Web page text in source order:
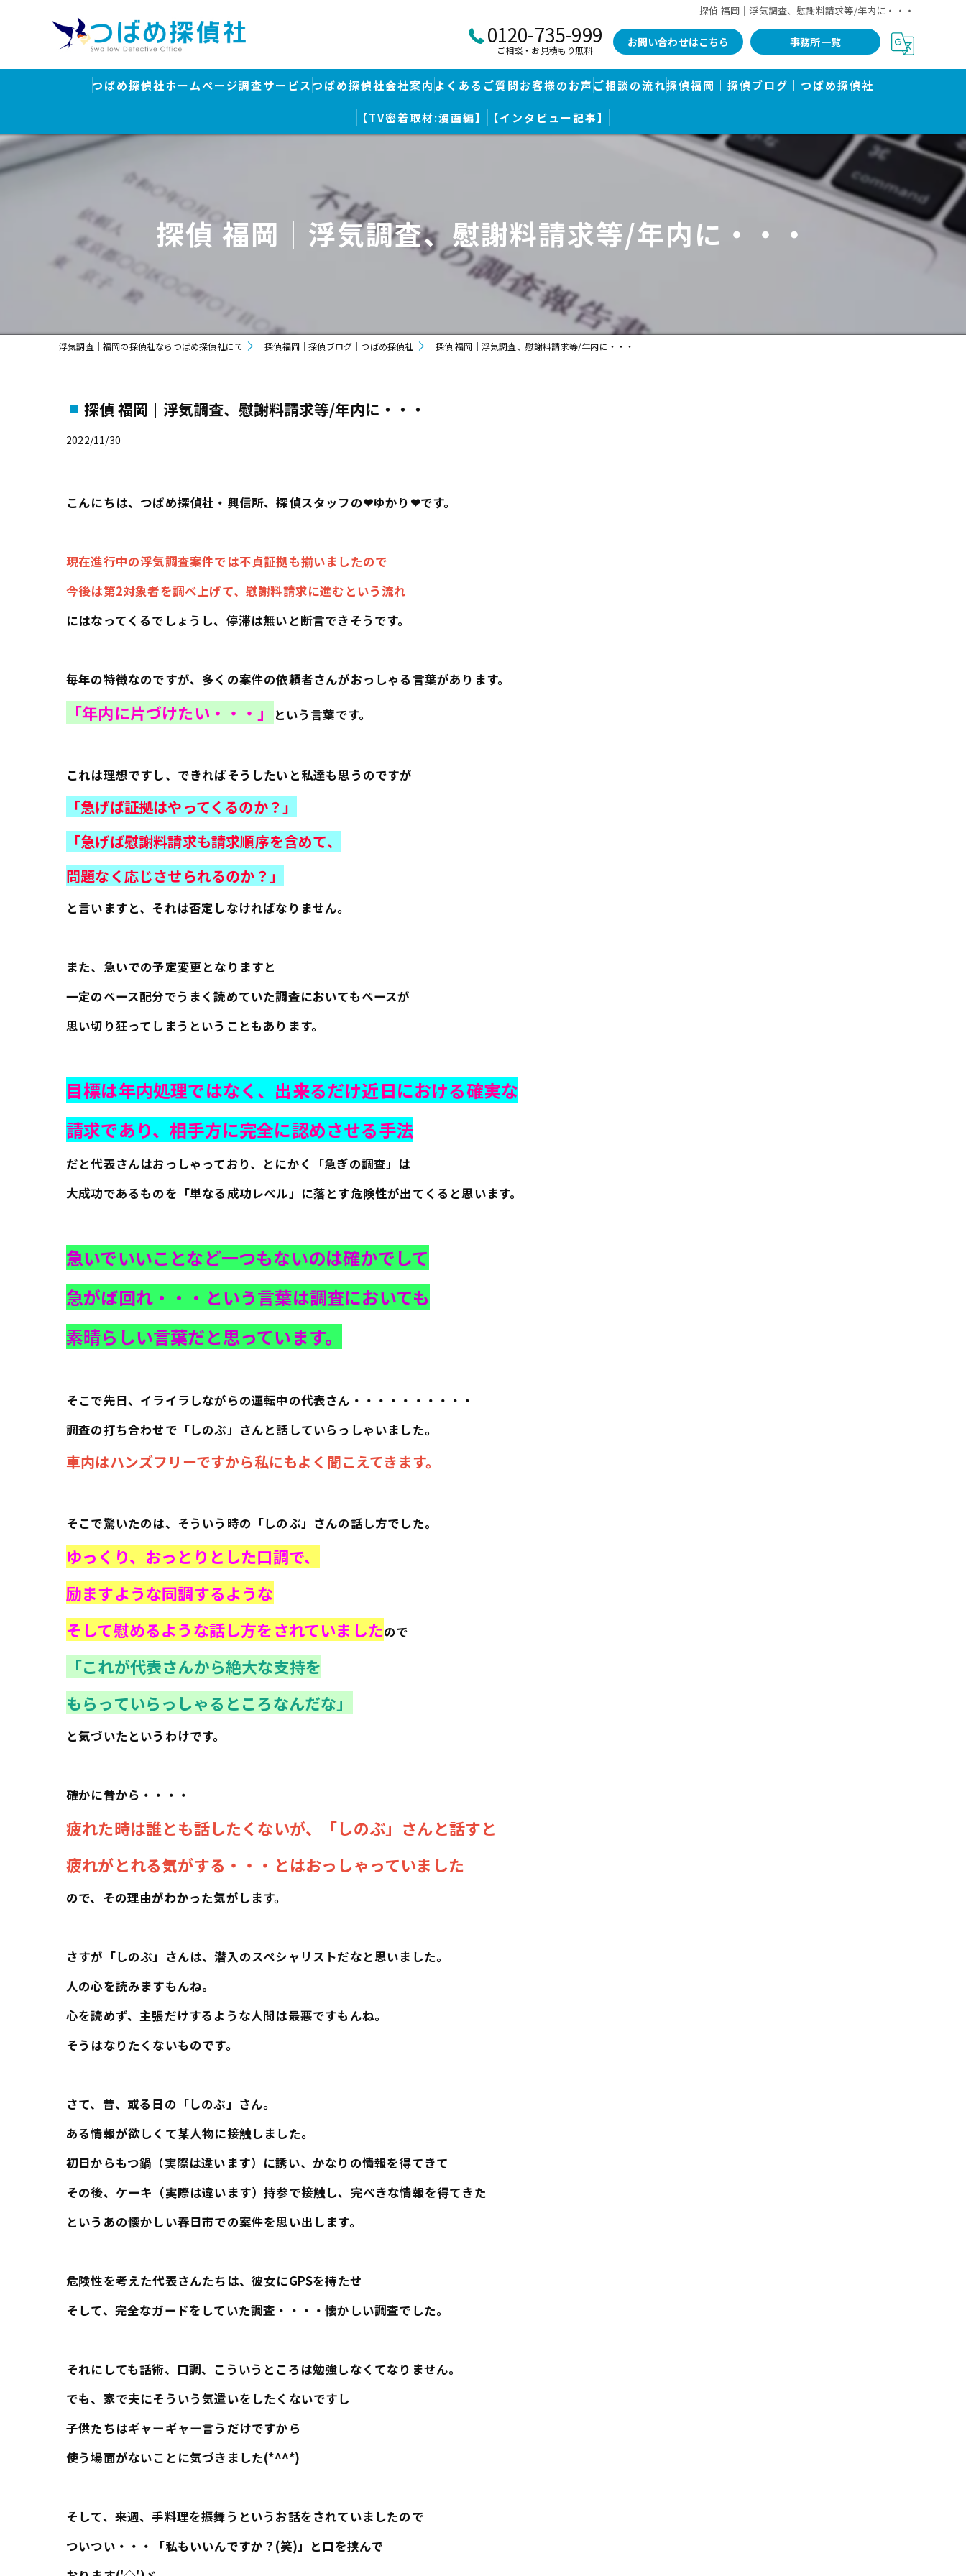
探偵 福岡｜浮気調査、慰謝料請求等/年内に・・・
0120-735-999
ご相談・お見積もり無料
お問い合わせはこちら 事務所一覧
つばめ探偵社ホームページ調査サービス
浮気調査
行方調査・人探し
ストーカー対策
つばめ探偵社会社案内
つばめ探偵社｜福岡市博多区福岡空港前本部
つばめ探偵社 赤坂大手門事務所
久留米つばめ探偵社｜西鉄久留米駅より徒歩圏内｜分厚い証拠満載報告書で有名
よくあるご質問お客様のお声 ご相談の流れ探偵福岡｜探偵ブログ｜つばめ探偵社
【TV密着取材:漫画編】 【インタビュー記事】
探偵 福岡｜浮気調査、慰謝料請求等/年内に・・・
浮気調査｜福岡の探偵社ならつばめ探偵社にて 探偵福岡｜探偵ブログ｜つばめ探偵社 探偵 福岡｜浮気調査、慰謝料請求等/年内に・・・
探偵 福岡｜浮気調査、慰謝料請求等/年内に・・・
2022/11/30
こんにちは、つばめ探偵社・興信所、探偵スタッフの❤ゆかり❤です。
現在進行中の浮気調査案件では不貞証拠も揃いましたので
今後は第2対象者を調べ上げて、慰謝料請求に進むという流れ
にはなってくるでしょうし、停滞は無いと断言できそうです。
毎年の特徴なのですが、多くの案件の依頼者さんがおっしゃる言葉があります。
「年内に片づけたい・・・」 という言葉です。
これは理想ですし、できればそうしたいと私達も思うのですが
「急げば証拠はやってくるのか？」
「急げば慰謝料請求も請求順序を含めて、
問題なく応じさせられるのか？」
と言いますと、それは否定しなければなりません。
また、急いでの予定変更となりますと
一定のペース配分でうまく読めていた調査においてもペースが
思い切り狂ってしまうということもあります。
目標は年内処理ではなく、出来るだけ近日における確実な
請求であり、相手方に完全に認めさせる手法
だと代表さんはおっしゃっており、とにかく「急ぎの調査」は
大成功であるものを「単なる成功レベル」に落とす危険性が出てくると思います。
急いでいいことなど一つもないのは確かでして
急がば回れ・・・という言葉は調査においても
素晴らしい言葉だと思っています。
そこで先日、イライラしながらの運転中の代表さん・・・・・・・・・・
調査の打ち合わせで「しのぶ」さんと話していらっしゃいました。
車内はハンズフリーですから私にもよく聞こえてきます。
そこで驚いたのは、そういう時の「しのぶ」さんの話し方でした。
ゆっくり、おっとりとした口調で、
励ますような同調するような
そして慰めるような話し方をされていましたので
「これが代表さんから絶大な支持を
もらっていらっしゃるところなんだな」
と気づいたというわけです。
確かに昔から・・・・
疲れた時は誰とも話したくないが、「しのぶ」さんと話すと
疲れがとれる気がする・・・とはおっしゃっていました
ので、その理由がわかった気がします。
さすが「しのぶ」さんは、潜入のスペシャリストだなと思いました。
人の心を読みますもんね。
心を読めず、主張だけするような人間は最悪ですもんね。
そうはなりたくないものです。
さて、昔、或る日の「しのぶ」さん。
ある情報が欲しくて某人物に接触しました。
初日からもつ鍋（実際は違います）に誘い、かなりの情報を得てきて
その後、ケーキ（実際は違います）持参で接触し、完ぺきな情報を得てきた
というあの懐かしい春日市での案件を思い出します。
危険性を考えた代表さんたちは、彼女にGPSを持たせ
そして、完全なガードをしていた調査・・・・懐かしい調査でした。
それにしても話術、口調、こういうところは勉強しなくてなりません。
でも、家で夫にそういう気遣いをしたくないですし
子供たちはギャーギャー言うだけですから
使う場面がないことに気づきました(*^^*)
そして、来週、手料理を振舞うというお話をされていましたので
ついつい・・・「私もいいんですか？(笑)」と口を挟んで